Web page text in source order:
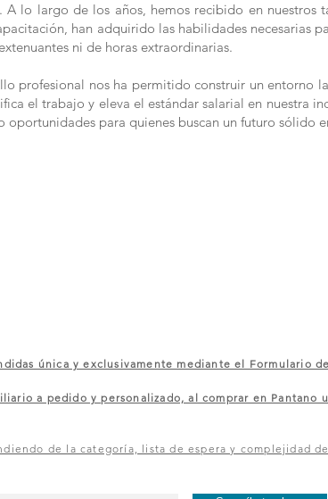
lo largo de los años, hemos recibido en nuestros
han adquirido las habilidades necesarias
ni de horas extraordinarias.
profesional nos ha permitido construir un entorno
el trabajo y eleva el estándar salarial en nuestra
para quienes buscan un futuro sólido
única y exclusivamente mediante el Formulario
a pedido y personalizado, al comprar en Pantano
de la categoría, lista de espera y complejidad